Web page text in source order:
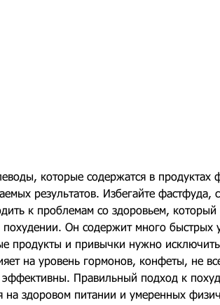
результатов. Избегайте фастфуда,
к проблемам со здоровьем, который
похудении. Он содержит много быстрых
продукты и привычки нужно
на уровень гормонов, конфеты, не
эффективны. Правильный подход к
на здоровом питании и умеренных